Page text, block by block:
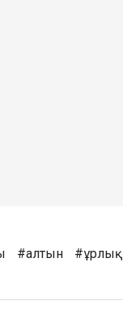
#алтын #ұрлық